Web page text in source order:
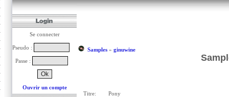
Se connecter
Pseudo :
Passe :
Ouvrir un compte
Samples» ginuwine
Titre: Pony